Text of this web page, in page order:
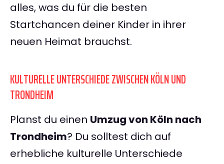
alles, was du für die besten
Startchancen deiner Kinder in ihrer
neuen Heimat brauchst.
KULTURELLE UNTERSCHIEDE ZWISCHEN KÖLN UND
TRONDHEIM
Planst du einen Umzug von Köln nach
Trondheim? Du solltest dich auf
erhebliche kulturelle Unterschiede